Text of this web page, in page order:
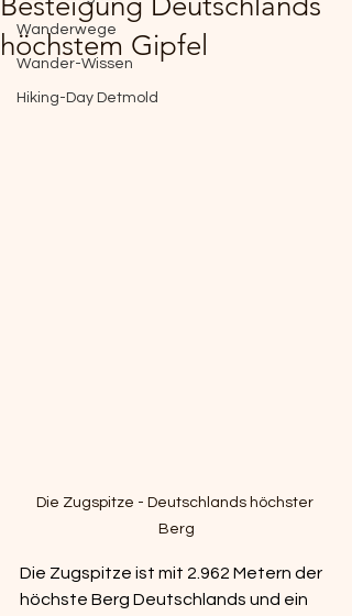
Wanderwege
Wander-Wissen
Hiking-Day Detmold
höchstem Gipfel
Die Zugspitze - Deutschlands höchster
Berg
Die Zugspitze ist mit 2.962 Metern der
höchste Berg Deutschlands und ein